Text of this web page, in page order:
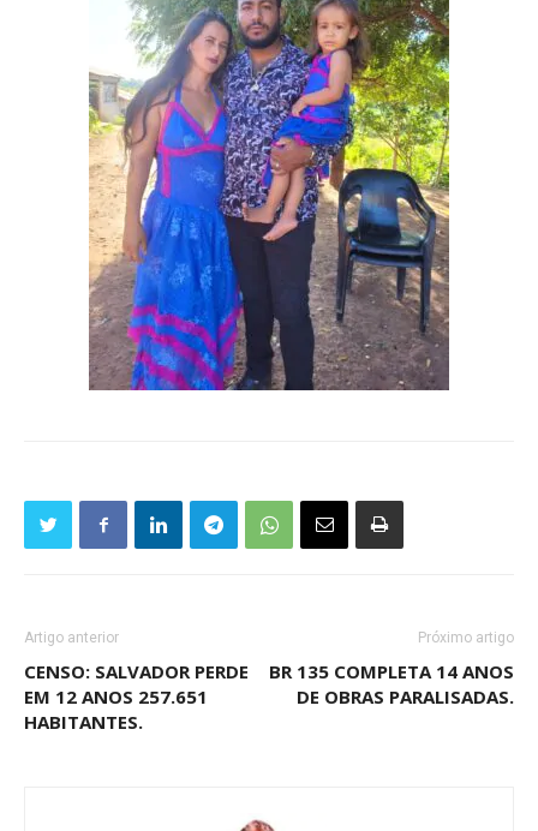
Artigo anterior
CENSO: SALVADOR PERDE
EM 12 ANOS 257.651
HABITANTES.
Próximo artigo
BR 135 COMPLETA 14 ANOS
DE OBRAS PARALISADAS.